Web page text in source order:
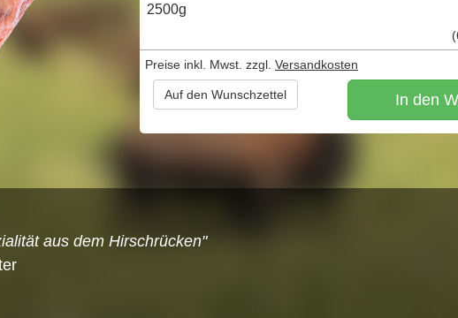
2500g
(
Preise inkl. Mwst. zzgl. Versandkosten
In den
Auf den Wunschzettel
aus dem Hirschrücken"